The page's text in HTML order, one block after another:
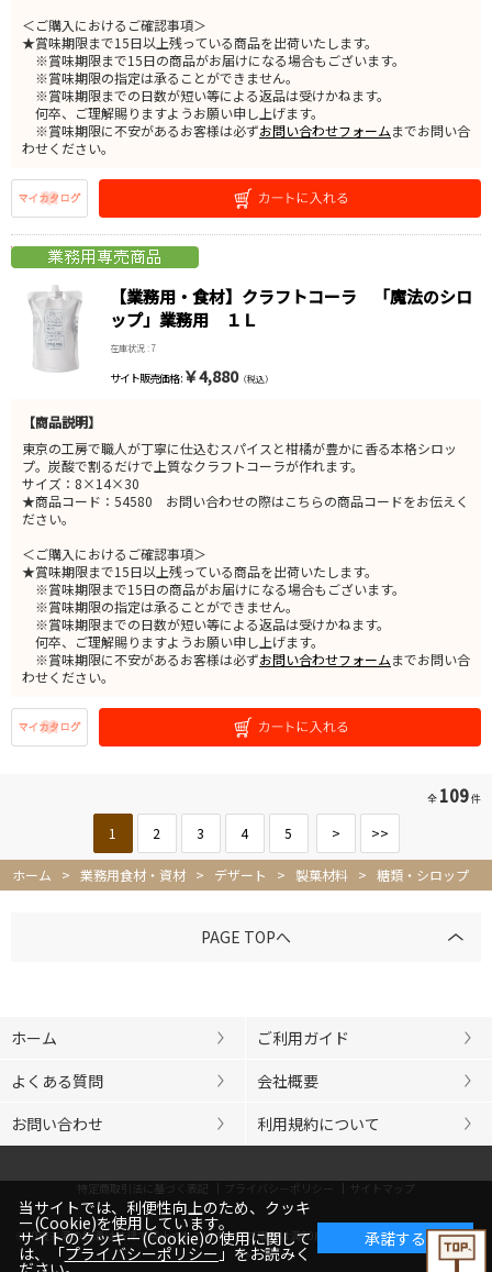
＜ご購入におけるご確認事項＞
★賞味期限まで15日以上残っている商品を出荷いたします。
※賞味期限まで15日の商品がお届けになる場合もございます。
※賞味期限の指定は承ることができません。
※賞味期限までの日数が短い等による返品は受けかねます。
何卒、ご理解賜りますようお願い申し上げます。
※賞味期限に不安があるお客様は必ずお問い合わせフォームまでお問い合
わせください。
【業務用・食材】クラフトコーラ 「魔法のシロ
ップ」業務用 １Ｌ
在庫状況 : 7
サイト販売価格 : ￥4,880（税込）
【商品説明】
東京の工房で職人が丁寧に仕込むスパイスと柑橘が豊かに香る本格シロッ
プ。炭酸で割るだけで上質なクラフトコーラが作れます。
サイズ：8×14×30
★商品コード：54580 お問い合わせの際はこちらの商品コードをお伝えく
ださい。
＜ご購入におけるご確認事項＞
★賞味期限まで15日以上残っている商品を出荷いたします。
※賞味期限まで15日の商品がお届けになる場合もございます。
※賞味期限の指定は承ることができません。
※賞味期限までの日数が短い等による返品は受けかねます。
何卒、ご理解賜りますようお願い申し上げます。
※賞味期限に不安があるお客様は必ずお問い合わせフォームまでお問い合
わせください。
全 109件
1 2 3 4 5 > >>
ホーム > 業務用食材・資材 > デザート > 製菓材料 > 糖類・シロップ
PAGE TOPへ
ホーム
ご利用ガイド
よくある質問
会社概要
お問い合わせ
利用規約について
特定商取引法に基づく表記 プライバシーポリシー サイトマップ
※20歳未満の飲酒は法律で禁止されています。ご購入は満20歳以上の方に限らせていただきま
す。
当サイトでは、利便性向上のため、クッキ
ー(Cookie)を使用しています。
サイトのクッキー(Cookie)の使用に関して
は、「プライバシーポリシー 」をお読みく
承諾する